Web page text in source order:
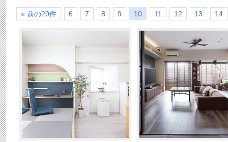
« 前の20件 6 7 8 9 10 11 12 13 14